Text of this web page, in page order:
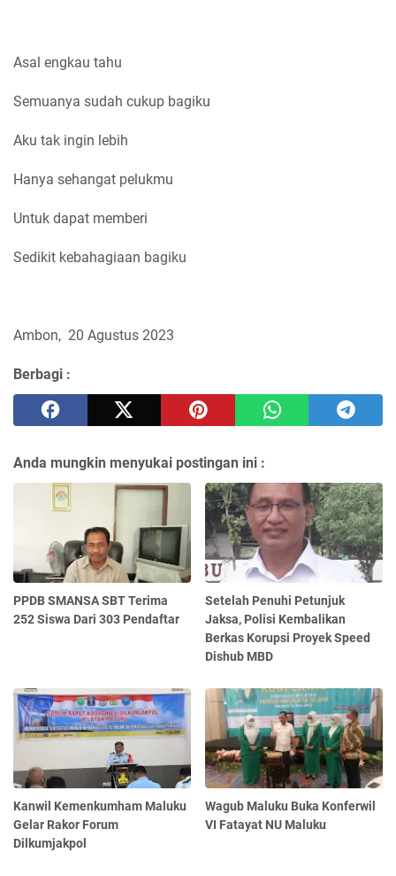
Asal engkau tahu
Semuanya sudah cukup bagiku
Aku tak ingin lebih
Hanya sehangat pelukmu
Untuk dapat memberi
Sedikit kebahagiaan bagiku
Ambon, 20 Agustus 2023
Berbagi :
Anda mungkin menyukai postingan ini :
PPDB SMANSA SBT Terima
252 Siswa Dari 303 Pendaftar
Setelah Penuhi Petunjuk
Jaksa, Polisi Kembalikan
Berkas Korupsi Proyek Speed
Dishub MBD
Kanwil Kemenkumham Maluku
Gelar Rakor Forum
Dilkumjakpol
Wagub Maluku Buka Konferwil
VI Fatayat NU Maluku